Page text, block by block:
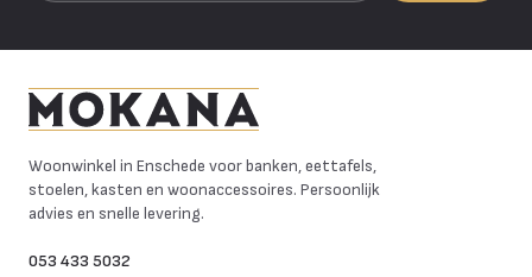
Woonwinkel in Enschede voor banken, eettafels,
stoelen, kasten en woonaccessoires. Persoonlijk
advies en snelle levering.
053 433 5032